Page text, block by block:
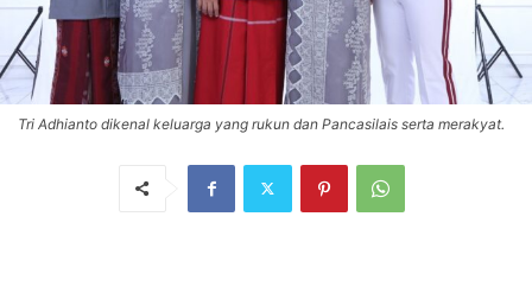
Tri Adhianto dikenal keluarga yang rukun dan Pancasilais serta merakyat.